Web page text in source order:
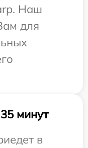
Наш
для
минут
в